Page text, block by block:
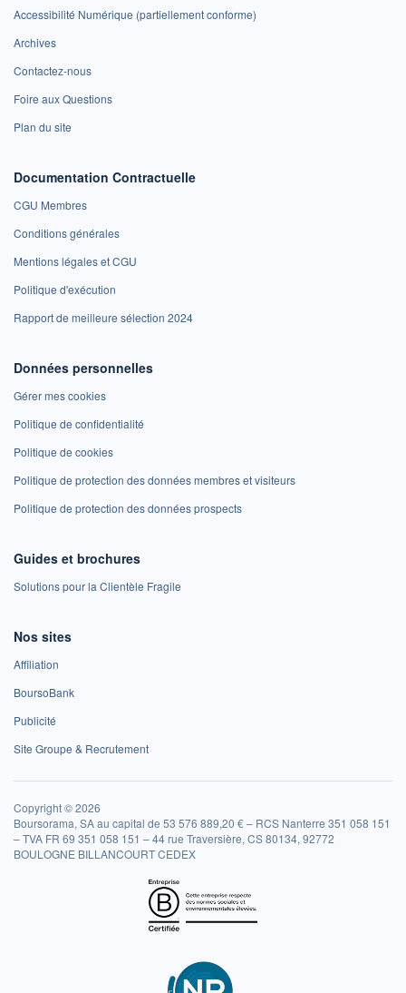
Accessibilité Numérique (partiellement conforme)
Archives
Contactez-nous
Foire aux Questions
Plan du site
Documentation Contractuelle
CGU Membres
Conditions générales
Mentions légales et CGU
Politique d'exécution
Rapport de meilleure sélection 2024
Données personnelles
Gérer mes cookies
Politique de confidentialité
Politique de cookies
Politique de protection des données membres et visiteurs
Politique de protection des données prospects
Guides et brochures
Solutions pour la Clientèle Fragile
Nos sites
Affiliation
BoursoBank
Publicité
Site Groupe & Recrutement
Copyright © 2026
Boursorama, SA au capital de 53 576 889,20 € – RCS Nanterre 351 058 151
– TVA FR 69 351 058 151 – 44 rue Traversière, CS 80134, 92772
BOULOGNE BILLANCOURT CEDEX